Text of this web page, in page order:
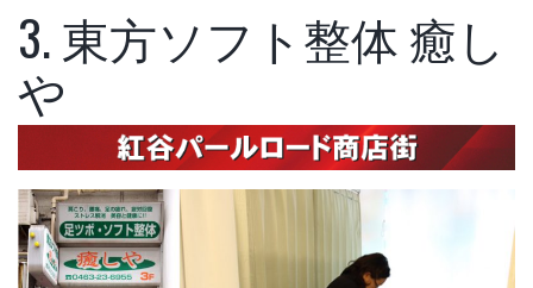
3. 東方ソフト整体 癒し
や